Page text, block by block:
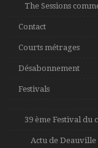
The Sessions
Contact
Courts métrages
Désabonnement
Festivals
39 ème Festival
Actu de Deauville